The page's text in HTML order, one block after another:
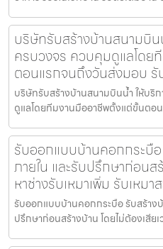
บริษัทรับสร้างบ้านสนามบิน
ครบวงจร ควบคุมดูแลโดย
ตอนแรกจนถึงวันส่งมอบ รั
บริษัทรับสร้างบ้านสนามบินน้ำ ให้บริ
ดูแลโดยทีมงานมืออาชีพตั้งแต่ขั้นตอ
รับออกแบบบ้านคอกกระบื
ภายใน และรับปรึกษาก่อนส
หาช่างรับเหมาเพิ่ม รับเหม
รับออกแบบบ้านคอกกระบือ รับสร้าง
ปรึกษาก่อนสร้างบ้าน โดยไม่ต้องเสียเ